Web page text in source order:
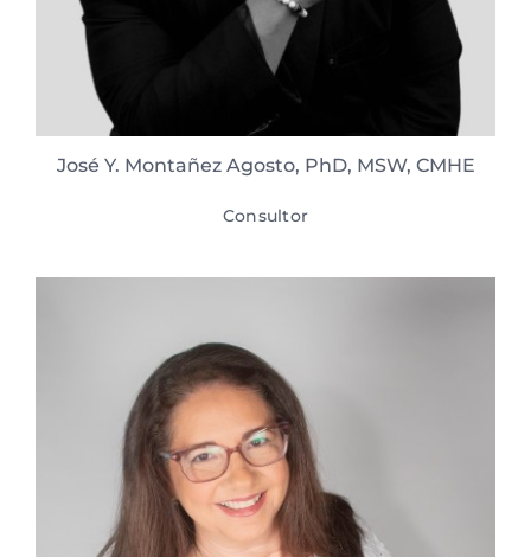
José Y. Montañez Agosto, PhD, MSW, CMHE
Consultor